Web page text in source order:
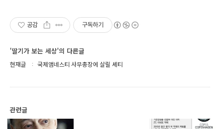
공감 구독하기
'딸기가 보는 세상'의 다른글
현재글 국제앰네스티 사무총장에 살릴 셰티
관련글